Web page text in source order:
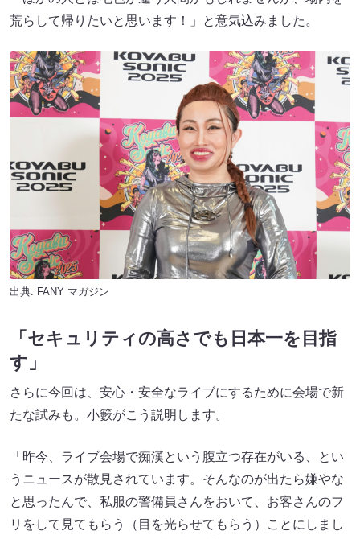
荒らして帰りたいと思います！」と意気込みました。
出典: FANY マガジン
「セキュリティの高さでも日本一を目指
す」
さらに今回は、安心・安全なライブにするために会場で新
たな試みも。小籔がこう説明します。
「昨今、ライブ会場で痴漢という腹立つ存在がいる、とい
うニュースが散見されています。そんなのが出たら嫌やな
と思ったんで、私服の警備員さんをおいて、お客さんのフ
リをして見てもらう（目を光らせてもらう）ことにしまし